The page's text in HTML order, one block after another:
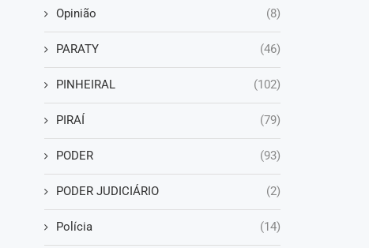
Opinião (8)
PARATY (46)
PINHEIRAL (102)
PIRAÍ (79)
PODER (93)
PODER JUDICIÁRIO (2)
Polícia (14)